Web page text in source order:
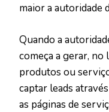
maior a autoridade
Quando a
começa a gerar,
produtos ou
captar leads
as páginas de